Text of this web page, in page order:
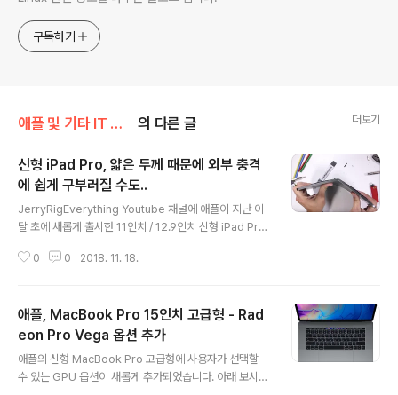
구독하기
애플 및 기타 IT 소식/애플 관련 소식 의 다른 글 더보기
신형 iPad Pro, 얇은 두께 때문에 외부 충격
에 쉽게 구부러질 수도..
JerryRigEverything Youtube 채널에 애플이 지난 이
달 초에 새롭게 출시한 11인치 / 12.9인치 신형 iPad Pro
에서 개봉 후, 내구성 시험을 통해 10분도 안돼 망가뜨리는
는 소비자 입장에서는 어느 정도 도움이 되기도 합니다. 아
무리 조심해서 사용한다 해도, 외부의 물리적 충격이나 사
용자 부주의 등을 피할 수는 없기 때문인데요.. 역시 이번
비디오 클립에서 가장 인상적인 것은 아주 큰 힘을 주지 않
고도 매우 쉽게.. 신형 아이패드 프로를 구부려 뜨릴 수 있
0 0 2018. 11. 18.
애플, MacBook Pro 15인치 고급형 - Rad
eon Pro Vega 옵션 추가
애플의 신형 MacBook Pro 고급형에 사용자가 선택할
수 있는 GPU 옵션이 새롭게 추가되었습니다. 아래 보시는